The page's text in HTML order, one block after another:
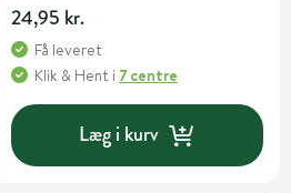
24,95 kr.
Få leveret
Klik & Hent i 7 centre
Læg i kurv